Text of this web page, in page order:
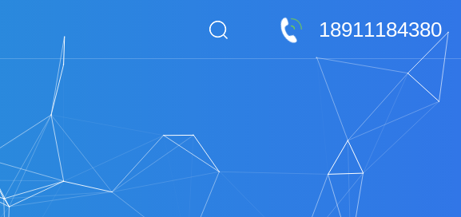
18911184380